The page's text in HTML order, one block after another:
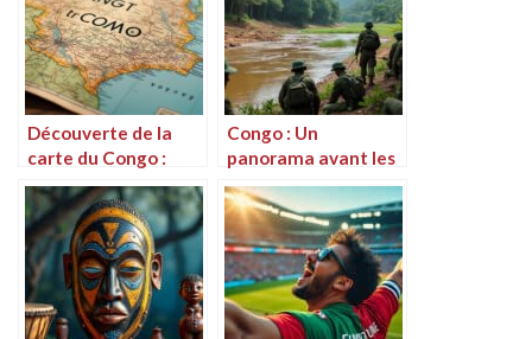
Découverte de la
carte du Congo :
guide des régions et
des infrastructures
Congo : Un
panorama avant les
tumultes de la
bataille